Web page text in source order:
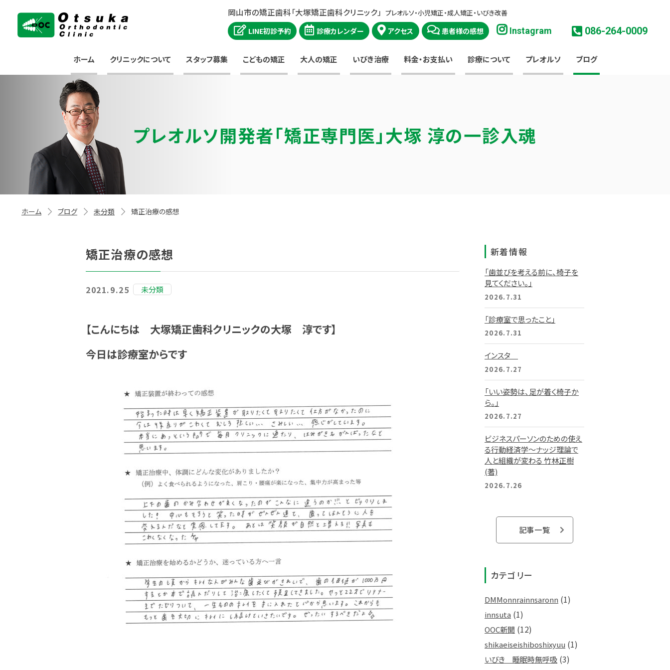
岡山市の矯正歯科「大塚矯正歯科クリニック」 プレオルソ・小児矯正・成人矯正・いびき改善
LINE初診予約 診療カレンダー アクセス 患者様の感想 Instagram 086-264-0009
ホーム クリニックについて スタッフ募集 こどもの矯正 大人の矯正 いびき治療 料金・お支払い 診療について プレオルソ ブログ
プレオルソ開発者「矯正専門医」大塚 淳の一診入魂
ホーム ブログ 未分類 矯正治療の感想
矯正治療の感想
2021.9.25 未分類
【こんにちは 大塚矯正歯科クリニックの大塚 淳です】
今日は診療室からです
新着情報
「歯並びを考える前に、椅子を
見てください。」
2026.7.31
「診療室で思ったこと」
2026.7.31
インスタ
2026.7.27
「いい姿勢は、足が着く椅子か
ら。」
2026.7.27
ビジネスパーソンのための使え
る行動経済学～ナッジ理論で
人と組織が変わる 竹林正樹
(著)
2026.7.26
記事一覧
カテゴリー
DMMonnrainnsaronn (1)
innsuta (1)
OOC新聞 (12)
shikaeiseishiboshixyuu (1)
いびき 睡眠時無呼吸 (3)